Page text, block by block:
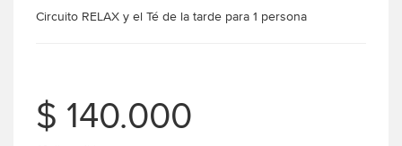
Circuito RELAX y el Té de la tarde para 1 persona
$ 140.000